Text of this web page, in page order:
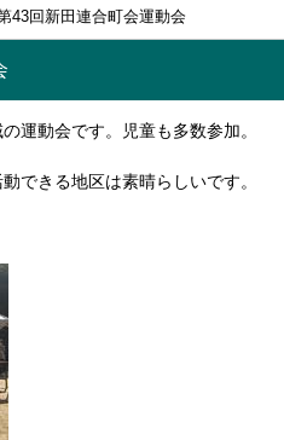
43回新田連合町会運動会
運動会です。児童も多数参加。
できる地区は素晴らしいです。